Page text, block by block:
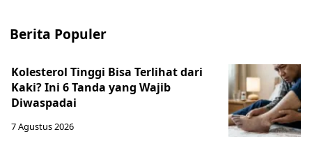
Berita Populer
Kolesterol Tinggi Bisa Terlihat dari
Kaki? Ini 6 Tanda yang Wajib
Diwaspadai
7 Agustus 2026